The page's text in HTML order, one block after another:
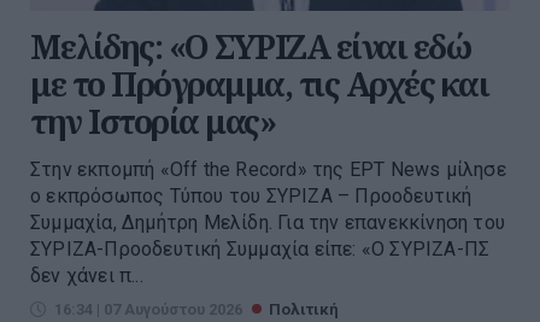
Μελίδης: «Ο ΣΥΡΙΖΑ είναι εδώ
με το Πρόγραμμα, τις Αρχές και
την Ιστορία μας»
Στην εκπομπή «Off the Record» της ΕΡΤ News μίλησε
ο εκπρόσωπος Τύπου του ΣΥΡΙΖΑ – Προοδευτική
Συμμαχία, Δημήτρη Μελίδη. Για την επανεκκίνηση του
ΣΥΡΙΖΑ-Προοδευτική Συμμαχία είπε: «Ο ΣΥΡΙΖΑ-ΠΣ
δεν χάνει π...
16:34 | 07 Αυγούστου 2026 Πολιτική